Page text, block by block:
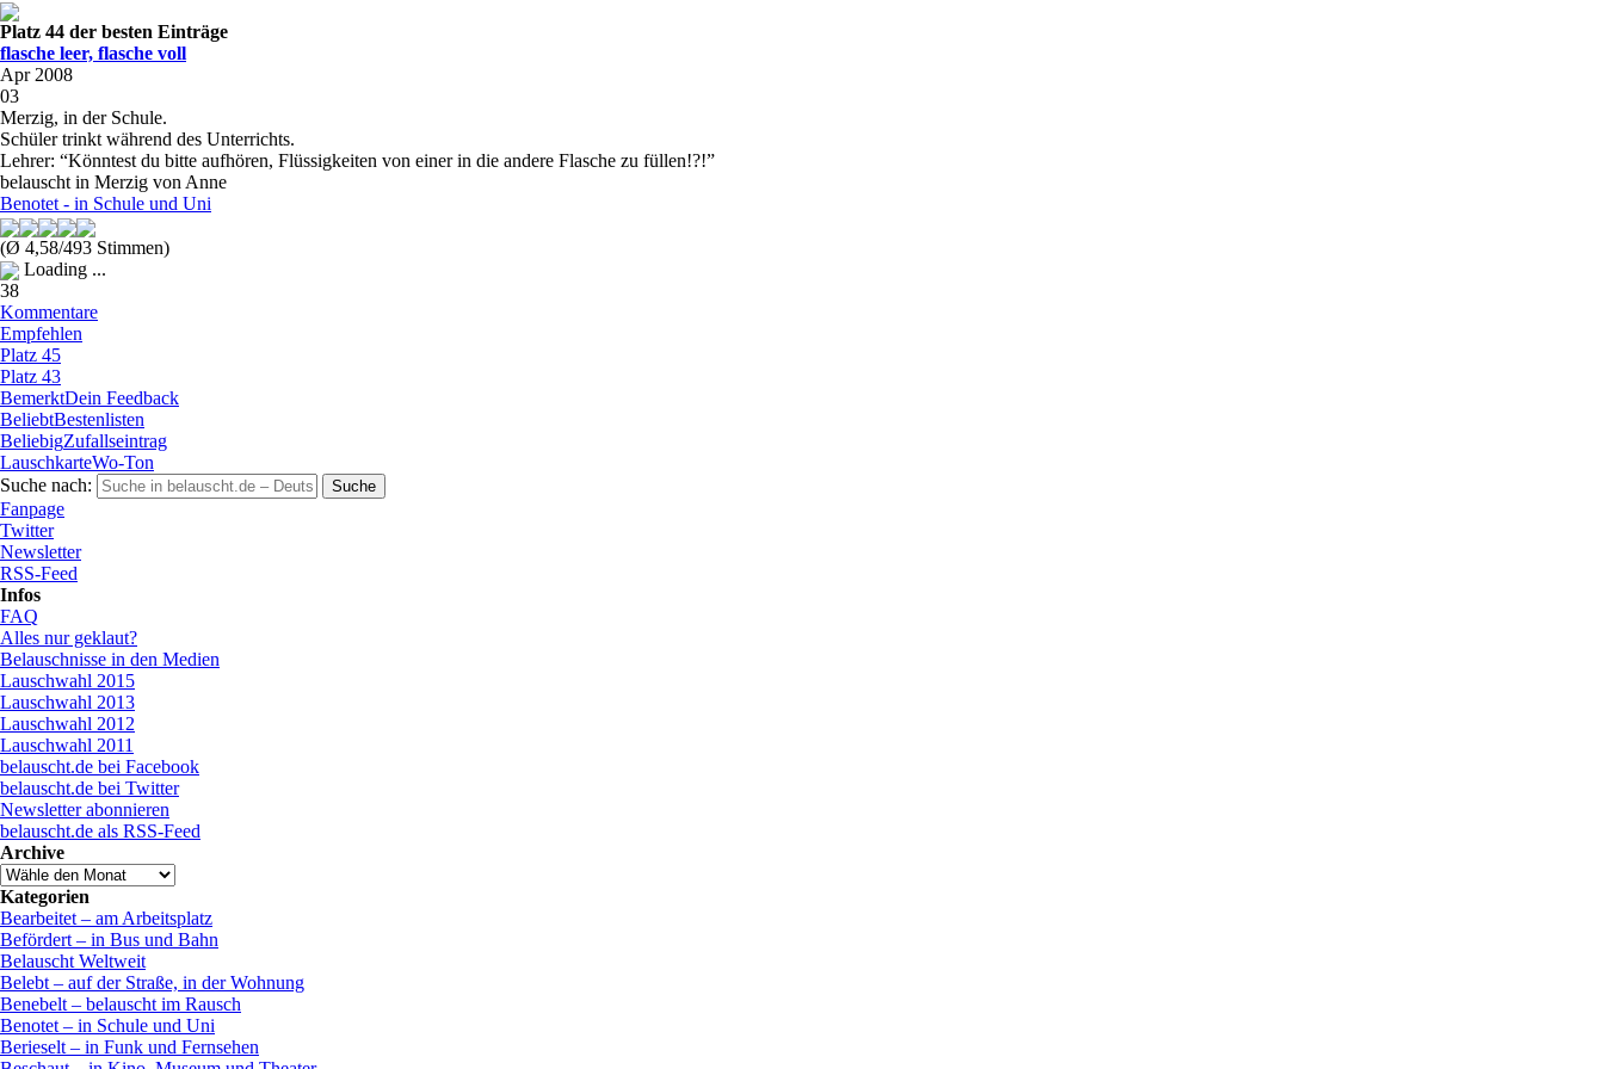
Platz 44 der besten Einträge
flasche leer, flasche voll
Apr 2008
03
Merzig, in der Schule.
Schüler trinkt während des Unterrichts.
Lehrer: “Könntest du bitte aufhören, Flüssigkeiten von einer in die andere Flasche zu füllen!?!”
belauscht in Merzig von Anne
Benotet - in Schule und Uni
(Ø 4,58/493 Stimmen)
Loading ...
38
Kommentare
Empfehlen
Platz 45
Platz 43
BemerktDein Feedback
BeliebtBestenlisten
BeliebigZufallseintrag
LauschkarteWo-Ton
Suche nach:
Fanpage
Twitter
Newsletter
RSS-Feed
Infos
FAQ
Alles nur geklaut?
Belauschnisse in den Medien
Lauschwahl 2015
Lauschwahl 2013
Lauschwahl 2012
Lauschwahl 2011
belauscht.de bei Facebook
belauscht.de bei Twitter
Newsletter abonnieren
belauscht.de als RSS-Feed
Archive
Kategorien
Bearbeitet – am Arbeitsplatz
Befördert – in Bus und Bahn
Belauscht Weltweit
Belebt – auf der Straße, in der Wohnung
Benebelt – belauscht im Rausch
Benotet – in Schule und Uni
Berieselt – in Funk und Fernsehen